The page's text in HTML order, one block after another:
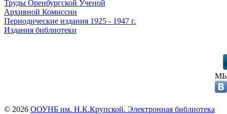
Труды Оренбургской Ученой
Архивной Комиссии
Периодические издания 1925 - 1947 г.
Издания библиотеки
© 2026 ООУНБ им. Н.К.Крупской. Электронная библиотека